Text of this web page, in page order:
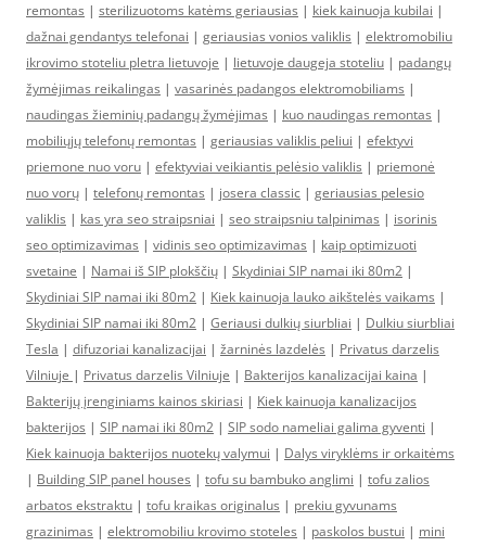
remontas | sterilizuotoms katėms geriausias | kiek kainuoja kubilai |
dažnai gendantys telefonai | geriausias vonios valiklis | elektromobiliu
ikrovimo stoteliu pletra lietuvoje | lietuvoje daugeja stoteliu | padangų
žymėjimas reikalingas | vasarinės padangos elektromobiliams |
naudingas žieminių padangų žymėjimas | kuo naudingas remontas |
mobiliųjų telefonų remontas | geriausias valiklis peliui | efektyvi
priemone nuo voru | efektyviai veikiantis pelėsio valiklis | priemonė
nuo vorų | telefonų remontas | josera classic | geriausias pelesio
valiklis | kas yra seo straipsniai | seo straipsniu talpinimas | isorinis
seo optimizavimas | vidinis seo optimizavimas | kaip optimizuoti
svetaine | Namai iš SIP plokščių | Skydiniai SIP namai iki 80m2 |
Skydiniai SIP namai iki 80m2 | Kiek kainuoja lauko aikštelės vaikams |
Skydiniai SIP namai iki 80m2 | Geriausi dulkių siurbliai | Dulkiu siurbliai
Tesla | difuzoriai kanalizacijai | žarninės lazdelės | Privatus darzelis
Vilniuje | Privatus darzelis Vilniuje | Bakterijos kanalizacijai kaina |
Bakterijų įrenginiams kainos skiriasi | Kiek kainuoja kanalizacijos
bakterijos | SIP namai iki 80m2 | SIP sodo nameliai galima gyventi |
Kiek kainuoja bakterijos nuotekų valymui | Dalys viryklėms ir orkaitėms
| Building SIP panel houses | tofu su bambuko anglimi | tofu zalios
arbatos ekstraktu | tofu kraikas originalus | prekiu gyvunams
grazinimas | elektromobiliu krovimo stoteles | paskolos bustui | mini